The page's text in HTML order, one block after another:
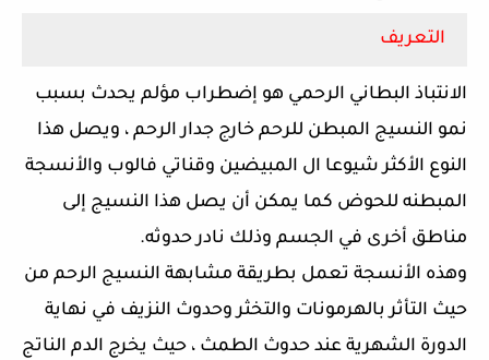
التعريف
الانتباذ البطاني الرحمي هو إضطراب مؤلم يحدث بسبب
نمو النسيج المبطن للرحم خارج جدار الرحم ، ويصل هذا
النوع الأكثر شيوعا ال المبيضين وقناتي فالوب والأنسجة
المبطنه للحوض كما يمكن أن يصل هذا النسيج إلى
مناطق أخرى في الجسم وذلك نادر حدوثه.
وهذه الأنسجة تعمل بطريقة مشابهة النسيج الرحم من
حيث التأثر بالهرمونات والتخثر وحدوث النزيف في نهاية
الدورة الشهرية عند حدوث الطمث ، حيث يخرج الدم الناتج